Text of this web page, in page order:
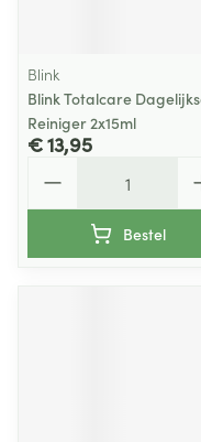
Blink
Blink Totalcare
Reiniger 2x15ml
€ 13,95
Bestel